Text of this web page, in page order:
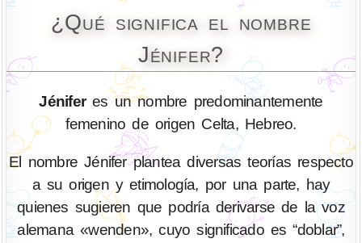
¿Qué significa el nombre
Jénifer?
Jéniferes un nombre predominantemente
femenino de origen Celta, Hebreo.
El nombre Jénifer plantea diversas teorías respecto
a su origen y etimología, por una parte, hay
quienes sugieren que podría derivarse de la voz
alemana «wenden», cuyo significado es “doblar”,